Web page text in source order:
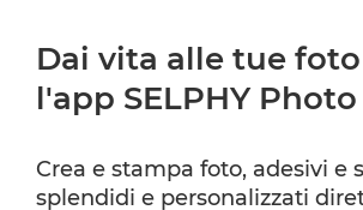
Dai vita alle tue
l'app SELPHY
Crea e stampa foto, adesivi e
splendidi e personalizzati